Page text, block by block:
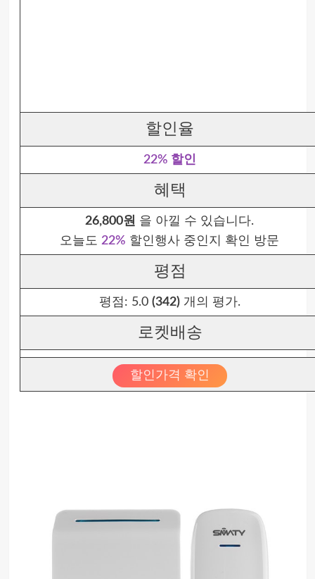
할인율
22% 할인
혜택
26,800원 을 아낄 수 있습니다.
오늘도 22% 할인행사 중인지 확인 방문
평점
평점: 5.0 (342)개의 평가.
로켓배송
할인가격 확인